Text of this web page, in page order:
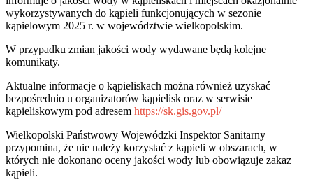
wykorzystywanych do kąpieli funkcjonujących w sezonie
kąpielowym 2025 r. w województwie wielkopolskim.
W przypadku zmian jakości wody wydawane będą kolejne
komunikaty.
Aktualne informacje o kąpieliskach można również uzyskać
bezpośrednio u organizatorów kąpielisk oraz w serwisie
kąpieliskowym pod adresem https://sk.gis.gov.pl/
Wielkopolski Państwowy Wojewódzki Inspektor Sanitarny
przypomina, że nie należy korzystać z kąpieli w obszarach, w
których nie dokonano oceny jakości wody lub obowiązuje zakaz
kąpieli.